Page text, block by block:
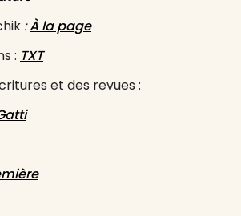
:À la page
: TXT
et des revues :